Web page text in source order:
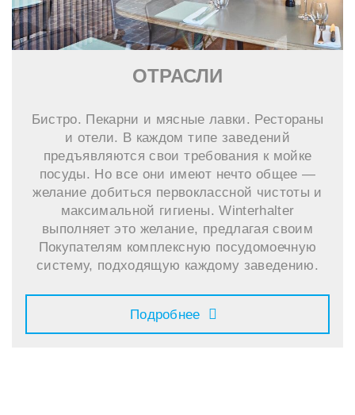
ОТРАСЛИ
Бистро. Пекарни и мясные лавки. Рестораны
и отели. В каждом типе заведений
предъявляются свои требования к мойке
посуды. Но все они имеют нечто общее —
желание добиться первоклассной чистоты и
максимальной гигиены. Winterhalter
выполняет это желание, предлагая своим
Покупателям комплексную посудомоечную
систему, подходящую каждому заведению.
Подробнее